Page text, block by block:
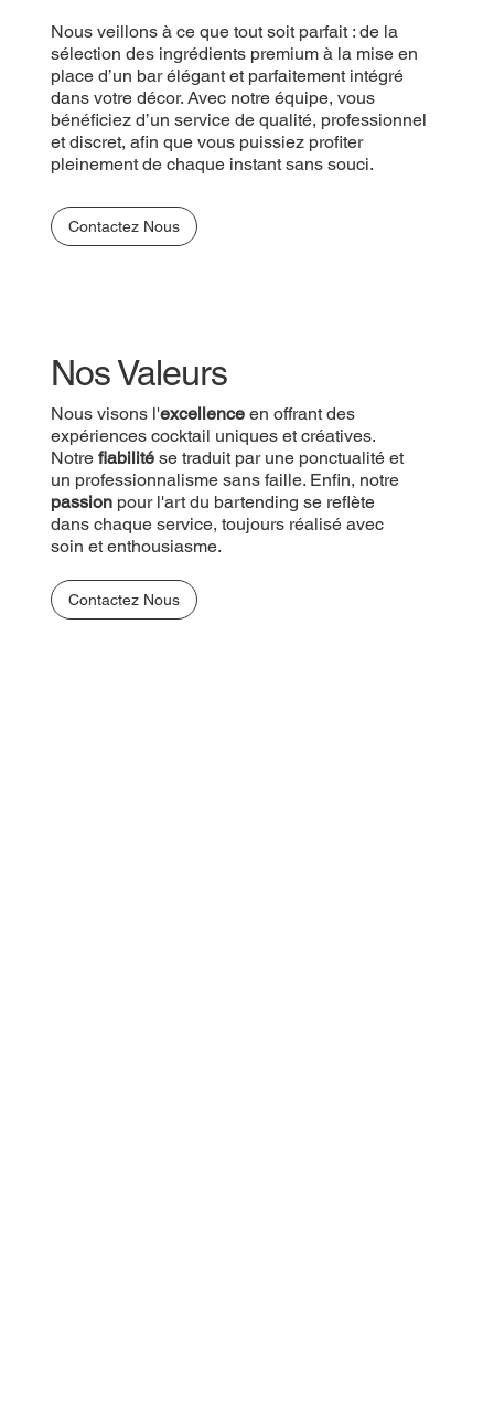
Nous veillons à ce que tout soit parfait : de la
sélection des ingrédients premium à la mise en
place d’un bar élégant et parfaitement intégré
dans votre décor. Avec notre équipe, vous
bénéficiez d’un service de qualité, professionnel
et discret, afin que vous puissiez profiter
pleinement de chaque instant sans souci.
Contactez Nous
Nos Valeurs
Nous visons l'excellenceen offrant des
expériences cocktail uniques et créatives.
Notre fiabilité se traduit par une ponctualité et
un professionnalisme sans faille. Enfin, notre
passionpour l'art du bartending se reflète
dans chaque service, toujours réalisé avec
soin et enthousiasme.
Contactez Nous